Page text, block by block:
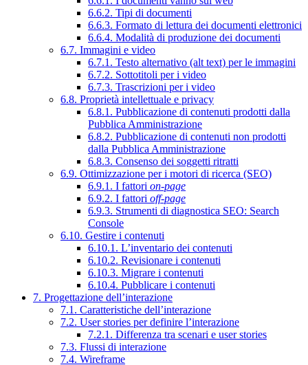
6.6.2. Tipi di documenti
6.6.3. Formato di lettura dei documenti elettronici
6.6.4. Modalità di produzione dei documenti
6.7. Immagini e video
6.7.1. Testo alternativo (alt text) per le immagini
6.7.2. Sottotitoli per i video
6.7.3. Trascrizioni per i video
6.8. Proprietà intellettuale e privacy
6.8.1. Pubblicazione di contenuti prodotti dalla
Pubblica Amministrazione
6.8.2. Pubblicazione di contenuti non prodotti
dalla Pubblica Amministrazione
6.8.3. Consenso dei soggetti ritratti
6.9. Ottimizzazione per i motori di ricerca (SEO)
6.9.1. I fattori on-page
6.9.2. I fattori off-page
6.9.3. Strumenti di diagnostica SEO: Search
Console
6.10. Gestire i contenuti
6.10.1. L’inventario dei contenuti
6.10.2. Revisionare i contenuti
6.10.3. Migrare i contenuti
6.10.4. Pubblicare i contenuti
7. Progettazione dell’interazione
7.1. Caratteristiche dell’interazione
7.2. User stories per definire l’interazione
7.2.1. Differenza tra scenari e user stories
7.3. Flussi di interazione
7.4. Wireframe